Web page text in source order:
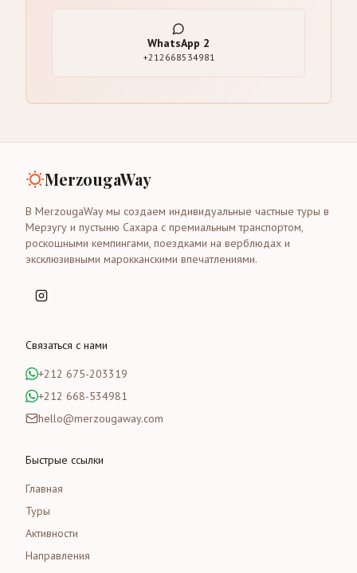
WhatsApp 2
+212668534981
MerzougaWay
В MerzougaWay мы создаем индивидуальные частные туры в
Мерзугу и пустыню Сахара с премиальным транспортом,
роскошными кемпингами, поездками на верблюдах и
эксклюзивными марокканскими впечатлениями.
Связаться с нами
+212 675-203319
+212 668-534981
hello@merzougaway.com
Быстрые ссылки
Главная
Туры
Активности
Направления